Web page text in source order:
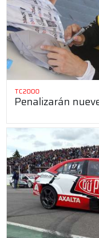
TC2000
Penalizarán